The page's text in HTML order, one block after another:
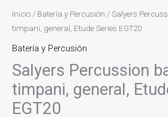
Inicio / Batería y Percusión / Salyers
timpani, general, Etude Series EGT20
Batería y Percusión
Salyers Percussion
timpani, general,
EGT20
para
timpani,
general,
Etude
Series
EGT20
cantidad